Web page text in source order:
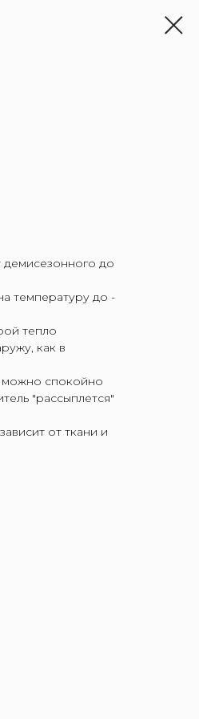
демисезонного до
температуру до -
тепло
как в
можно спокойно
"рассыплется"
от ткани и